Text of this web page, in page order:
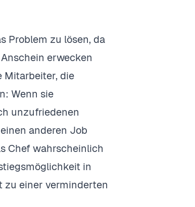
Problem zu lösen, da
erwecken
Mitarbeiter, die
Wenn sie
unzufriedenen
anderen Job
Chef wahrscheinlich
in
zu einer verminderten